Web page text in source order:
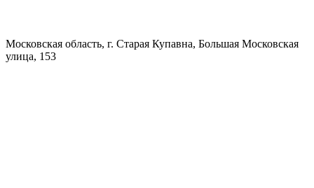
Московская область, г. Старая Купавна, Большая Московская
улица, 153